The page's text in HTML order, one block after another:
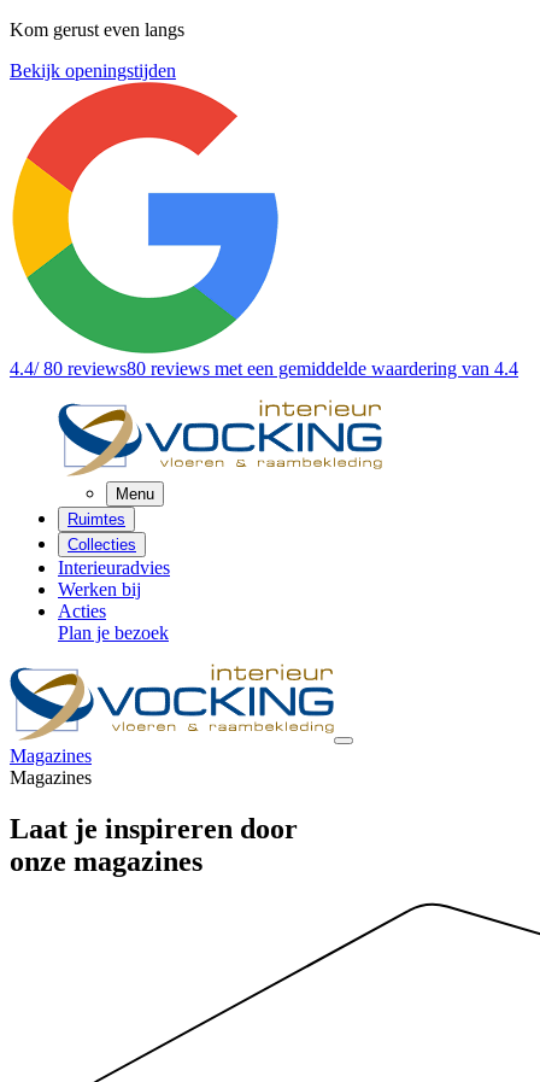
Kom gerust even langs
Bekijk openingstijden
4.4/ 80 reviews80 reviews met een gemiddelde waardering van 4.4
Menu
Ruimtes
Collecties
Interieuradvies
Werken bij
Acties
Plan je bezoek
Magazines
Magazines
Laat je inspireren door
onze magazines